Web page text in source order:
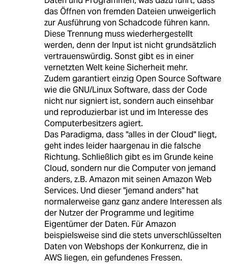
das Öffnen von fremden Dateien unweigerlich
zur Ausführung von Schadcode führen kann.
Diese Trennung muss wiederhergestellt
werden, denn der Input ist nicht grundsätzlich
vertrauenswürdig. Sonst gibt es in einer
vernetzten Welt keine Sicherheit mehr.
Zudem garantiert einzig Open Source Software
wie die GNU/Linux Software, dass der Code
nicht nur signiert ist, sondern auch einsehbar
und reproduzierbar ist und im Interesse des
Computerbesitzers agiert.
Das Paradigma, dass "alles in der Cloud" liegt,
geht indes leider haargenau in die falsche
Richtung. Schließlich gibt es im Grunde keine
Cloud, sondern nur die Computer von jemand
anders, z.B. Amazon mit seinen Amazon Web
Services. Und dieser "jemand anders" hat
normalerweise ganz ganz andere Interessen als
der Nutzer der Programme und legitime
Eigentümer der Daten. Für Amazon
beispielsweise sind die stets unverschlüsselten
Daten von Webshops der Konkurrenz, die in
AWS liegen, ein gefundenes Fressen.